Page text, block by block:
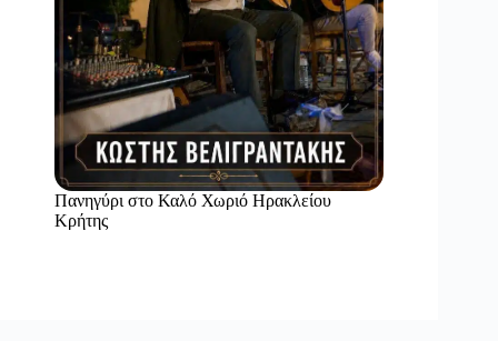
Πανηγύρι στο Καλό Χωριό Ηρακλείου
Κρήτης